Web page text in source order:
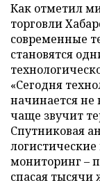
Как отметил
торговли
современные
становятся
«Сегодня
начинается не
чаще звучит
Спутниковая
мониторинг –
спасая тысячи